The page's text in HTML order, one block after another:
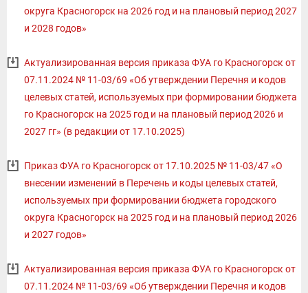
округа Красногорск на 2026 год и на плановый период 2027
и 2028 годов»
Актуализированная версия приказа ФУА го Красногорск от
07.11.2024 № 11-03/69 «Об утверждении Перечня и кодов
целевых статей, используемых при формировании бюджета
го Красногорск на 2025 год и на плановый период 2026 и
2027 гг» (в редакции от 17.10.2025)
Приказ ФУА го Красногорск от 17.10.2025 № 11-03/47 «О
внесении изменений в Перечень и коды целевых статей,
используемых при формировании бюджета городского
округа Красногорск на 2025 год и на плановый период 2026
и 2027 годов»
Актуализированная версия приказа ФУА го Красногорск от
07.11.2024 № 11-03/69 «Об утверждении Перечня и кодов